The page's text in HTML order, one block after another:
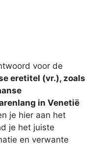
voor de
eretitel (vr.), zoals
in Venetië
je hier aan het
je het juiste
en verwante